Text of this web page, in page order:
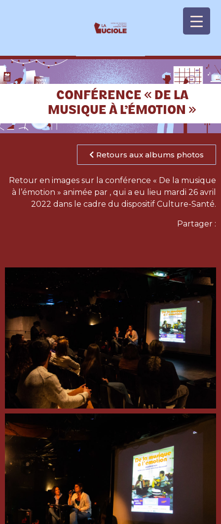
CONFÉRENCE « DE LA
MUSIQUE À L’ÉMOTION »
Retours aux albums photos
Retour en images sur la conférence « De la musique
à l’émotion » animée par , qui a eu lieu mardi 26 avril
2022 dans le cadre du dispositif Culture-Santé.
Partager :